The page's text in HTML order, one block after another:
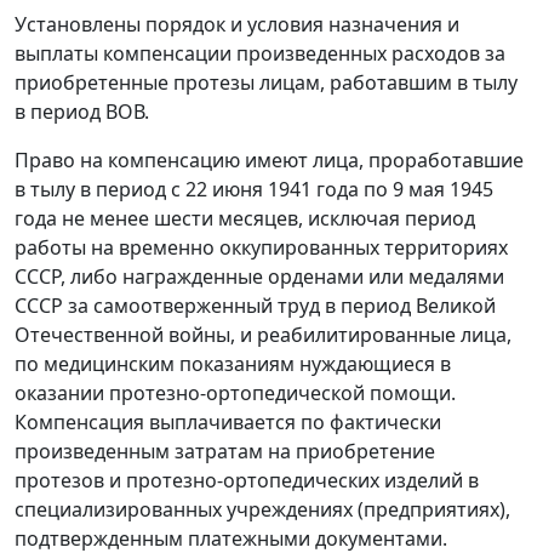
Установлены порядок и условия назначения и
выплаты компенсации произведенных расходов за
приобретенные протезы лицам, работавшим в тылу
в период ВОВ.
Право на компенсацию имеют лица, проработавшие
в тылу в период с 22 июня 1941 года по 9 мая 1945
года не менее шести месяцев, исключая период
работы на временно оккупированных территориях
СССР, либо награжденные орденами или медалями
СССР за самоотверженный труд в период Великой
Отечественной войны, и реабилитированные лица,
по медицинским показаниям нуждающиеся в
оказании протезно-ортопедической помощи.
Компенсация выплачивается по фактически
произведенным затратам на приобретение
протезов и протезно-ортопедических изделий в
специализированных учреждениях (предприятиях),
подтвержденным платежными документами.